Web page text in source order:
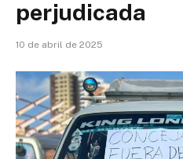
perjudicada
10 de abril de 2025